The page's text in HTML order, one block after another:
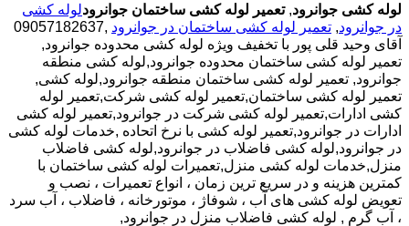
لوله کشی جوانرود,تعمیر لوله کشی ساختمان جوانرودلوله کشی
در جوانرود, تعمیر لوله کشی ساختمان در جوانرود ,09057182637
آقای وحید قلی پور با تخفیف ویژه لوله کشی محدوده جوانرود,
تعمیر لوله کشی ساختمان محدوده جوانرود,لوله کشی منطقه
جوانرود, تعمیر لوله کشی ساختمان منطقه جوانرود,لوله کشی,
تعمیر لوله کشی ساختمان,تعمیر لوله کشی شرکت,تعمیر لوله
کشی ادارات,تعمیر لوله کشی شرکت در جوانرود,تعمیر لوله کشی
ادارات در جوانرود,تعمیر لوله کشی با نرخ اتحاده ,خدمات لوله کشی
در جوانرود,لوله کشی فاضلاب در جوانرود,لوله کشی فاضلاب
منزل,خدمات لوله کشی منزل,تعمیرات لوله کشی ساختمان با
کمترین هزینه و در سریع ترین زمان ، انواع تعمیرات ، نصب و
تعویض لوله کشی های آب ، شوفاژ ، موتورخانه ، فاضلاب ، آب سرد
، آب گرم , لوله کشی فاضلاب منزل در جوانرود,